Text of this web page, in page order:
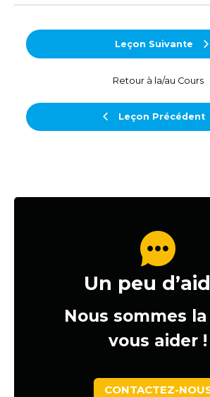
Leçon Précédent
Retour à la/au Cours
Leçon Suivante
Un peu
Nous sommes
vous aider !
CONTACTEZ-